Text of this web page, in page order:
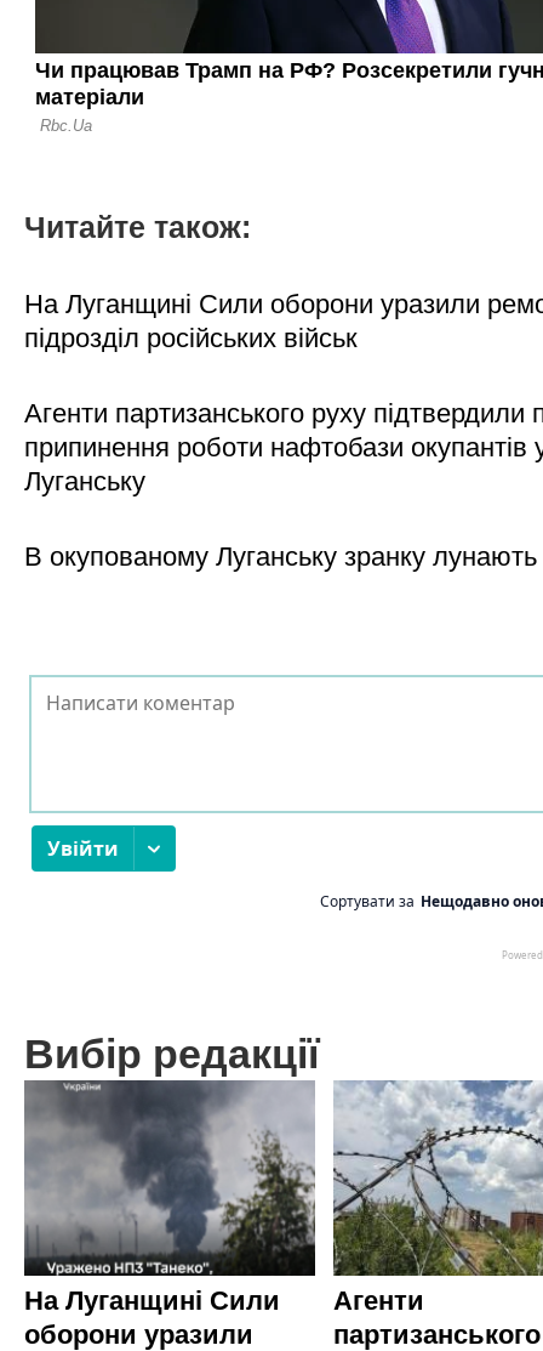
Читайте також:
На Луганщині Сили оборони уразили
підрозділ російських військ
Агенти партизанського руху підтвердили
припинення роботи нафтобази окупантів
Луганську
В окупованому Луганську зранку
Вибір редакції
На Луганщині Сили
оборони уразили
Агенти